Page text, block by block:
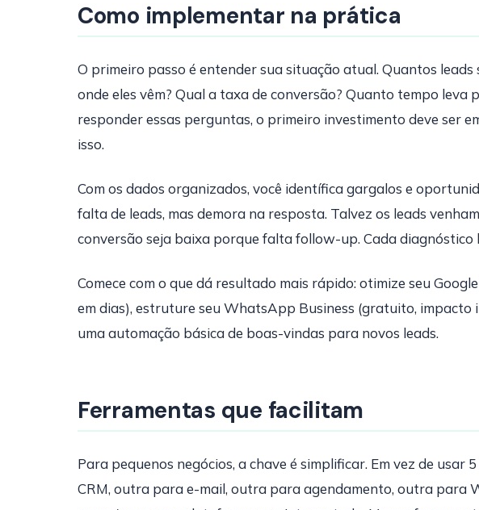
Como implementar na prática
O primeiro passo é entender sua situação atual. Quantos leads
onde eles vêm? Qual a taxa de conversão? Quanto tempo leva
responder essas perguntas, o primeiro investimento deve ser
isso.
Com os dados organizados, você identífica gargalos e
falta de leads, mas demora na resposta. Talvez os leads
conversão seja baixa porque falta follow-up. Cada diagnóstico
Comece com o que dá resultado mais rápido: otimize seu
em dias), estruture seu WhatsApp Business (gratuito, impacto
uma automação básica de boas-vindas para novos leads.
Ferramentas que facilitam
Para pequenos negócios, a chave é simplificar. Em vez de
CRM, outra para e-mail, outra para agendamento, outra para